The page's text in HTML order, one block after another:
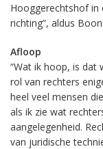
Hooggerechtshof in
richting”, aldus
Afloop
“Wat ik hoop, is dat
rol van rechters
heel veel mensen
als ik zie wat
aangelegenheid.
van juridische